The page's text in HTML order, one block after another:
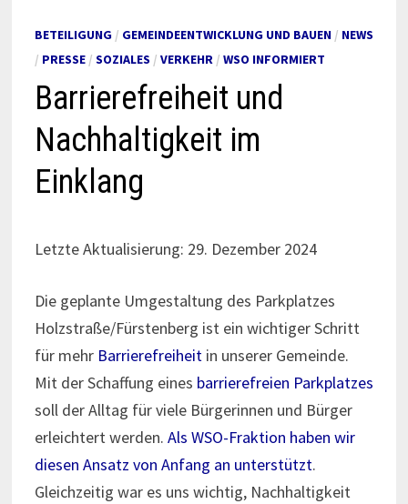
BETEILIGUNG/ GEMEINDEENTWICKLUNG UND BAUEN/ NEWS
/ PRESSE/ SOZIALES / VERKEHR/ WSO INFORMIERT
Barrierefreiheit und
Nachhaltigkeit im
Einklang
Letzte Aktualisierung: 29. Dezember 2024
Die geplante Umgestaltung des Parkplatzes
Holzstraße/Fürstenberg ist ein wichtiger Schritt
für mehr Barrierefreiheit in unserer Gemeinde.
Mit der Schaffung eines barrierefreien Parkplatzes
soll der Alltag für viele Bürgerinnen und Bürger
erleichtert werden. Als WSO-Fraktion haben wir
diesen Ansatz von Anfang an unterstützt.
Gleichzeitig war es uns wichtig, Nachhaltigkeit